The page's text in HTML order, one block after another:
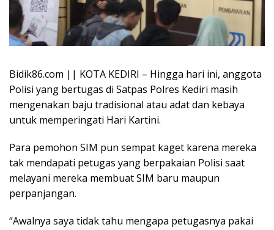
Bidik86.com || KOTA KEDIRI – Hingga hari ini, anggota
Polisi yang bertugas di Satpas Polres Kediri masih
mengenakan baju tradisional atau adat dan kebaya
untuk memperingati Hari Kartini.
Para pemohon SIM pun sempat kaget karena mereka
tak mendapati petugas yang berpakaian Polisi saat
melayani mereka membuat SIM baru maupun
perpanjangan.
“Awalnya saya tidak tahu mengapa petugasnya pakai